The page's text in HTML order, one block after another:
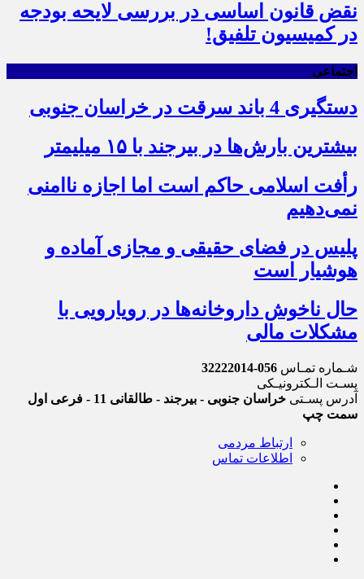
نقض قانون اساسی در بررسی لایحه بودجه
در کمیسیون تلفیق!
اجتماعی
دستگیری 4 باند سرقت در خراسان جنوبی
بیشترین بارش‌ها در بیرجند با ۱۵ میلیمتر
رأفت اسلامی حاکم است اما اجازه ناامنی
نمی‌دهیم
پلیس در فضای حقیقی و مجازی آماده و
هوشیار است
حال ناخوش داروخانه‌ها در رویارویی با
مشکلات مالی
شـماره تمـاس 056-32222014
پسـت الـکترونیـکی
آدرس پسـتی
خراسان جنوبی - بیرجند - طالقانی 11 - فرعی اول
سمت چپ
ارتباط مردمی
اطلاعات تماس